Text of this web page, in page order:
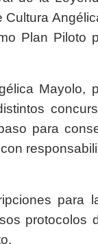
Plan Piloto
para
para
protocolos